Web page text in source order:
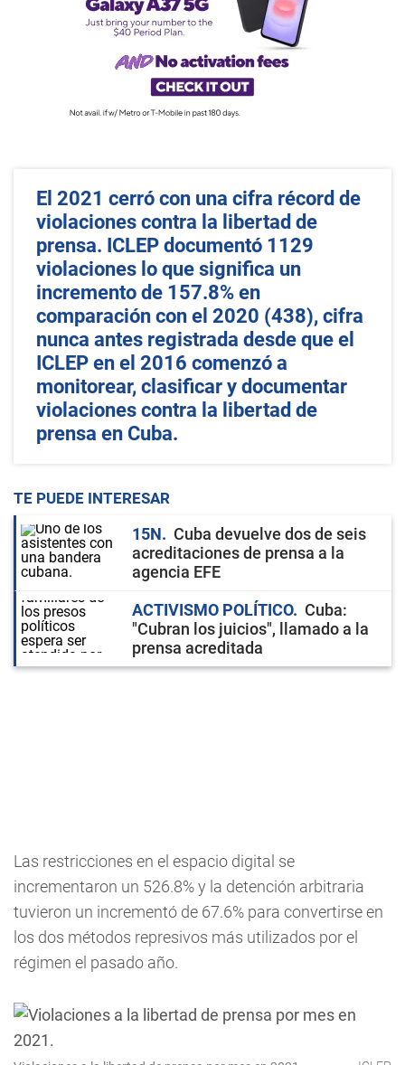
El 2021 cerró con una cifra récord de
violaciones contra la libertad de
prensa. ICLEP documentó 1129
violaciones lo que significa un
incremento de 157.8% en
comparación con el 2020 (438), cifra
nunca antes registrada desde que el
ICLEP en el 2016 comenzó a
monitorear, clasificar y documentar
violaciones contra la libertad de
prensa en Cuba.
TE PUEDE INTERESAR
15N
Cuba devuelve dos de seis
acreditaciones de prensa a la
agencia EFE
ACTIVISMO POLÍTICO
Cuba:
"Cubran los juicios", llamado a la
prensa acreditada
Las restricciones en el espacio digital se
incrementaron un 526.8% y la detención arbitraria
tuvieron un incrementó de 67.6% para convertirse en
los dos métodos represivos más utilizados por el
régimen el pasado año.